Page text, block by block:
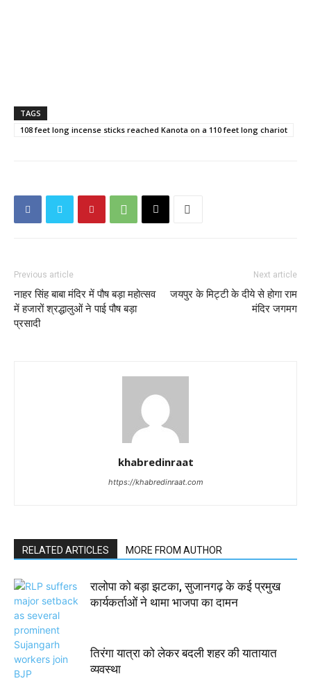
TAGS
108 feet long incense sticks reached Kanota on a 110 feet long chariot
Previous article
नाहर सिंह बाबा मंदिर में पौष बड़ा महोत्सव
में हजारों श्रद्धालुओं ने पाई पौष बड़ा
प्रसादी
Next article
जयपुर के मिट्टी के दीये से होगा राम
मंदिर जगमग
khabredinraat
https://khabredinraat.com
RELATED ARTICLES MORE FROM AUTHOR
रालोपा को बड़ा झटका, सुजानगढ़ के कई प्रमुख
कार्यकर्ताओं ने थामा भाजपा का दामन
तिरंगा यात्रा को लेकर बदली शहर की यातायात
व्यवस्था